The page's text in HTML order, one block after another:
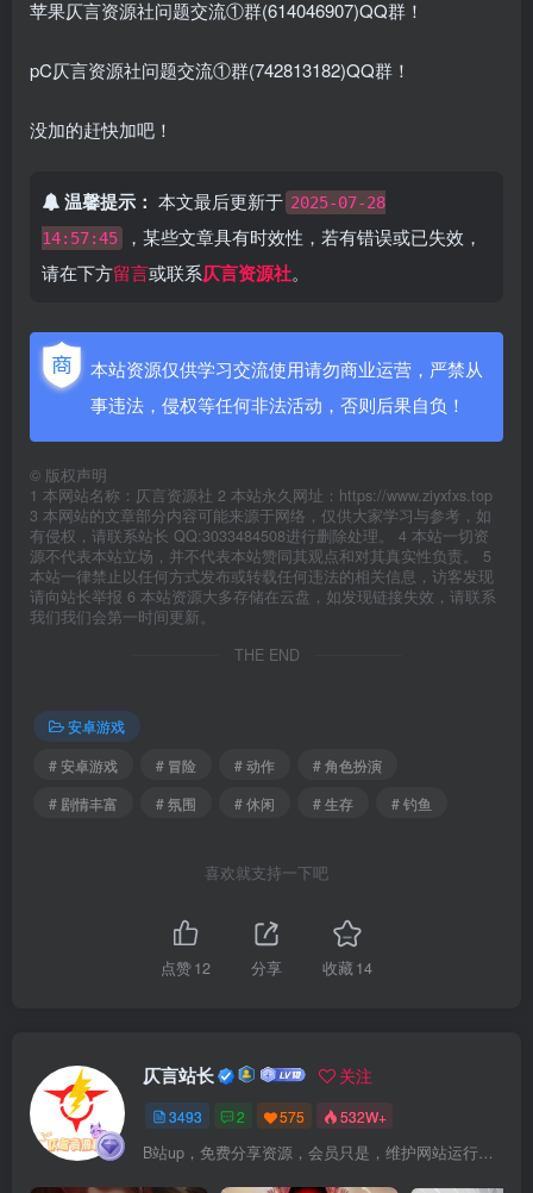
苹果仄言资源社问题交流①群(614046907)QQ群！
pC仄言资源社问题交流①群(742813182)QQ群！
没加的赶快加吧！
温馨提示： 本文最后更新于 2025-07-28
14:57:45
，某些文章具有时效性，若有错误或已失效，
请在下方留言或联系仄言资源社。
本站资源仅供学习交流使用请勿商业运营，严禁从
事违法，侵权等任何非法活动，否则后果自负！
© 版权声明
1 本网站名称：仄言资源社 2 本站永久网址：https://www.ziyxfxs.top
3 本网站的文章部分内容可能来源于网络，仅供大家学习与参考，如
有侵权，请联系站长 QQ:3033484508进行删除处理。 4 本站一切资
源不代表本站立场，并不代表本站赞同其观点和对其真实性负责。 5
本站一律禁止以任何方式发布或转载任何违法的相关信息，访客发现
请向站长举报 6 本站资源大多存储在云盘，如发现链接失效，请联系
我们我们会第一时间更新。
THE END
安卓游戏
# 安卓游戏
# 冒险 # 动作
# 角色扮演
# 剧情丰富
# 氛围 # 休闲 # 生存 # 钓鱼
喜欢就支持一下吧
点赞12 分享 收藏14
仄言站长 关注
3493 2 575 532W+
B站up，免费分享资源，会员只是，维护网站运行，会员权利为可以支持本地下载，更多内容，敬请期待！